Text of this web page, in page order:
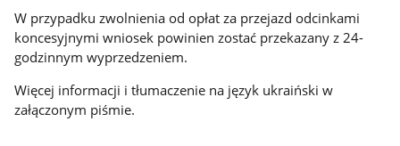
W przypadku zwolnienia od opłat za przejazd odcinkami
koncesyjnymi wniosek powinien zostać przekazany z 24-
godzinnym wyprzedzeniem.
Więcej informacji i tłumaczenie na język ukraiński w
załączonym piśmie.